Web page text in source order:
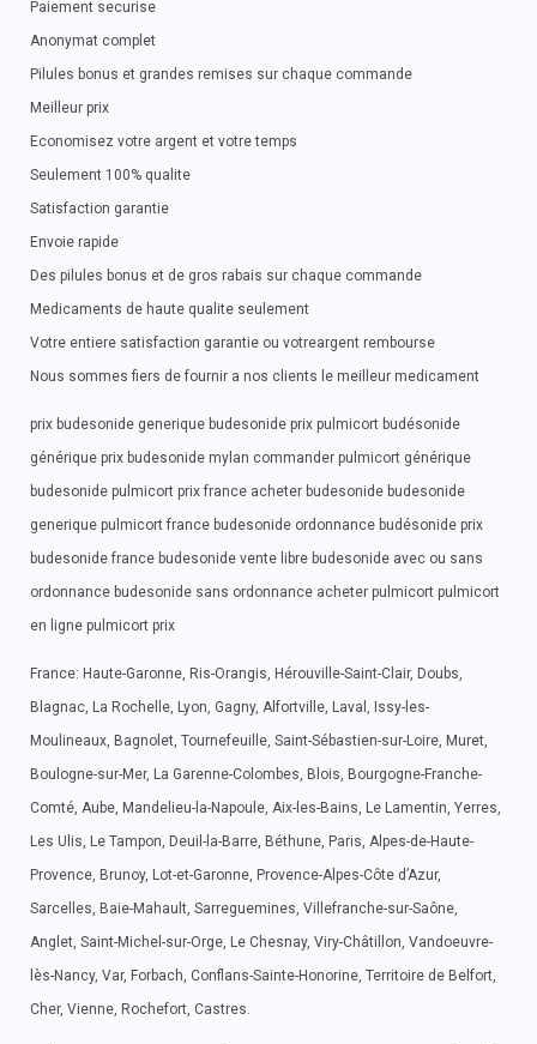
Paiement securise
Anonymat complet
Pilules bonus et grandes remises sur chaque commande
Meilleur prix
Economisez votre argent et votre temps
Seulement 100% qualite
Satisfaction garantie
Envoie rapide
Des pilules bonus et de gros rabais sur chaque commande
Medicaments de haute qualite seulement
Votre entiere satisfaction garantie ou votreargent rembourse
Nous sommes fiers de fournir a nos clients le meilleur medicament
prix budesonide generique budesonide prix pulmicort budésonide
générique prix budesonide mylan commander pulmicort générique
budesonide pulmicort prix france acheter budesonide budesonide
generique pulmicort france budesonide ordonnance budésonide prix
budesonide france budesonide vente libre budesonide avec ou sans
ordonnance budesonide sans ordonnance acheter pulmicort pulmicort
en ligne pulmicort prix
France: Haute-Garonne, Ris-Orangis, Hérouville-Saint-Clair, Doubs,
Blagnac, La Rochelle, Lyon, Gagny, Alfortville, Laval, Issy-les-
Moulineaux, Bagnolet, Tournefeuille, Saint-Sébastien-sur-Loire, Muret,
Boulogne-sur-Mer, La Garenne-Colombes, Blois, Bourgogne-Franche-
Comté, Aube, Mandelieu-la-Napoule, Aix-les-Bains, Le Lamentin, Yerres,
Les Ulis, Le Tampon, Deuil-la-Barre, Béthune, Paris, Alpes-de-Haute-
Provence, Brunoy, Lot-et-Garonne, Provence-Alpes-Côte d’Azur,
Sarcelles, Baie-Mahault, Sarreguemines, Villefranche-sur-Saône,
Anglet, Saint-Michel-sur-Orge, Le Chesnay, Viry-Châtillon, Vandoeuvre-
lès-Nancy, Var, Forbach, Conflans-Sainte-Honorine, Territoire de Belfort,
Cher, Vienne, Rochefort, Castres.